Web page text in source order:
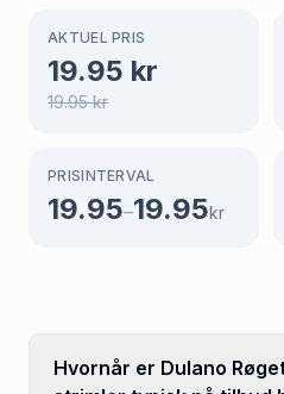
AKTUEL PRIS
19.95 kr
19.95kr
PRISINTERVAL
19.95–19.95kr
Hvornår er Dulano